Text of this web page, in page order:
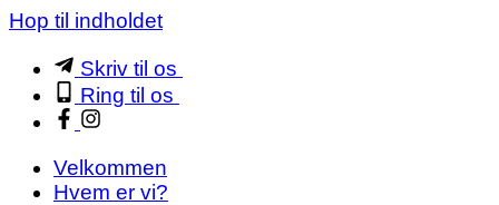
Hop til indholdet
Skriv til os
Ring til os
Velkommen
Hvem er vi?